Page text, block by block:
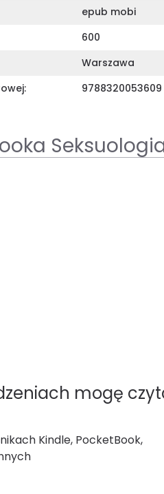
epub mobi
600
Warszawa
9788320053609
mogę
Kindle, PocketBook,